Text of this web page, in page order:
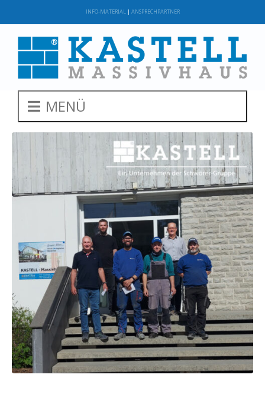
INFO-MATERIAL| ANSPRECHPARTNER
MENÜ